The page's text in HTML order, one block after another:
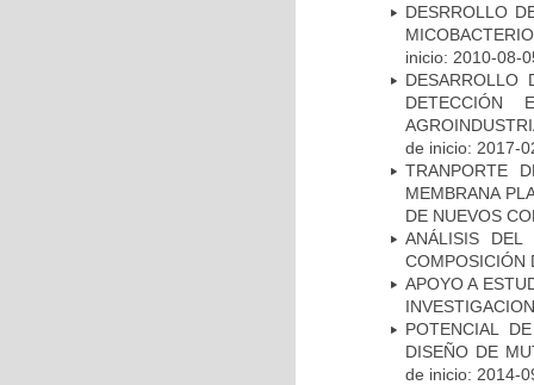
DESRROLLO
inicio: 2010-08-
DESARROLLO
DETECCIÓN
de inicio: 2017-
TRANPORTE
MEMBRANA
DE NUEVOS
ANÁLISIS DEL
COMPOSICIÓN
APOYO A
POTENCIAL
DISEÑO DE
de inicio: 2014-